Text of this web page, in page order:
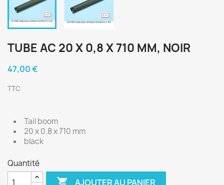
TUBE AC 20 X 0,8 X 710 MM, NOIR
47,00 €
TTC
Tail boom
20 x 0.8 x 710 mm
black
Quantité
 AJOUTER AU PANIER